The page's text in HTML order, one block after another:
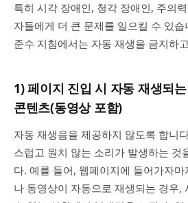
특히 시각 장애인, 청각 장애인, 주의
자들에게 더 큰 문제를 일으킬 수 있
준수 지침에서는 자동 재생을 금지하
1) 페이지 진입 시 자동 재생되
콘텐츠(동영상 포함)
자동 재생음을 제공하지 않도록 합니
스럽고 원치 않는 소리가 발생하는 것
다. 예를 들어, 웹페이지에 들어가자
나 동영상이 자동으로 재생되는 경우,